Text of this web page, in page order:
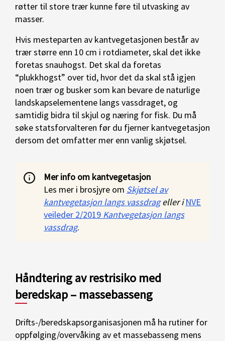
røtter til store trær kunne føre til utvasking av
masser.
Hvis mesteparten av kantvegetasjonen består av
trær større enn 10 cm i rotdiameter, skal det ikke
foretas snauhogst. Det skal da foretas
“plukkhogst” over tid, hvor det da skal stå igjen
noen trær og busker som kan bevare de naturlige
landskapselementene langs vassdraget, og
samtidig bidra til skjul og næring for fisk. Du må
søke statsforvalteren før du fjerner kantvegetasjon
dersom det omfatter mer enn vanlig skjøtsel.
Mer info om kantvegetasjon
Les mer i brosjyre om Skjøtsel av
kantvegetasjon langs vassdrageller iNVE
veileder 2/2019 Kantvegetasjon langs
vassdrag.
Håndtering av restrisiko med
beredskap – massebasseng
Drifts-/beredskapsorganisasjonen må ha rutiner for
oppfølging/overvåking av et massebasseng mens